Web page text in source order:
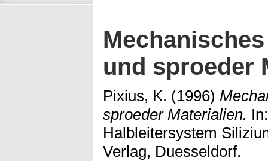
und sproeder
Pixius, K. (1996)
sproeder Materialien.
Halbleitersystem
Verlag, Duesseldorf.